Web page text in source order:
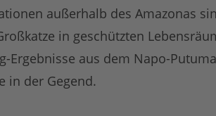
außerhalb des Amazonas
in geschützten
Ergebnisse aus dem Napo-
in der Gegend.